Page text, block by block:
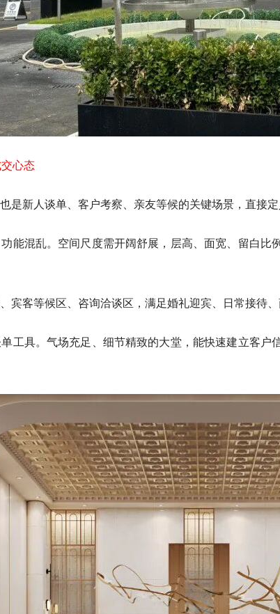
心态
是新人谈单、客户考察、亲友等候的关键场景，直接定
能混乱。空间尺度需开阔舒展，层高、面宽、留白比
宾客等候区、咨询洽谈区，满足婚礼迎宾、日常接待、
工具。气场充足、细节精致的大堂，能快速建立客